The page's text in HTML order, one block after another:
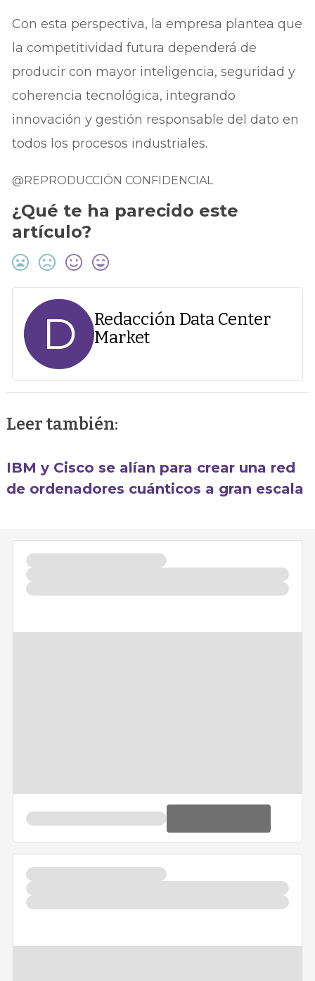
Con esta perspectiva, la empresa plantea que
la competitividad futura dependerá de
producir con mayor inteligencia, seguridad y
coherencia tecnológica, integrando
innovación y gestión responsable del dato en
todos los procesos industriales.
@REPRODUCCIÓN CONFIDENCIAL
¿Qué te ha parecido este
artículo?
D
Redacción Data Center
Market
Leer también:
IBM y Cisco se alían para crear una red
de ordenadores cuánticos a gran escala